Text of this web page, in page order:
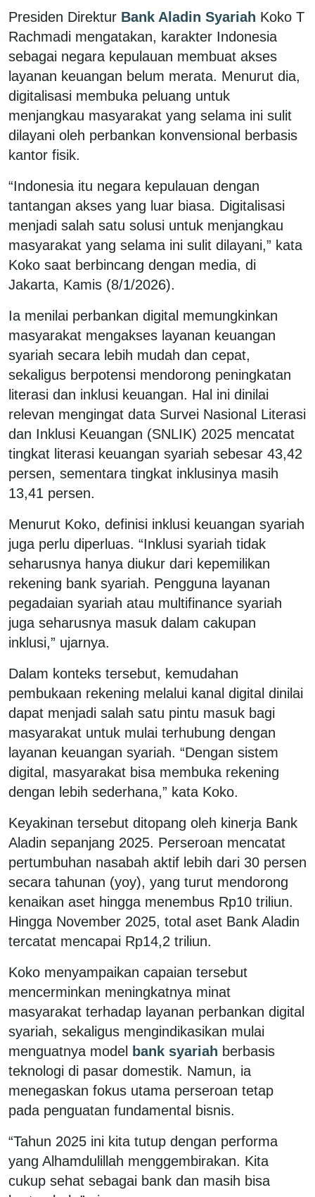
Presiden Direktur Bank Aladin Syariah Koko T
Rachmadi mengatakan, karakter Indonesia
sebagai negara kepulauan membuat akses
layanan keuangan belum merata. Menurut dia,
digitalisasi membuka peluang untuk
menjangkau masyarakat yang selama ini sulit
dilayani oleh perbankan konvensional berbasis
kantor fisik.
“Indonesia itu negara kepulauan dengan
tantangan akses yang luar biasa. Digitalisasi
menjadi salah satu solusi untuk menjangkau
masyarakat yang selama ini sulit dilayani,” kata
Koko saat berbincang dengan media, di
Jakarta, Kamis (8/1/2026).
Ia menilai perbankan digital memungkinkan
masyarakat mengakses layanan keuangan
syariah secara lebih mudah dan cepat,
sekaligus berpotensi mendorong peningkatan
literasi dan inklusi keuangan. Hal ini dinilai
relevan mengingat data Survei Nasional Literasi
dan Inklusi Keuangan (SNLIK) 2025 mencatat
tingkat literasi keuangan syariah sebesar 43,42
persen, sementara tingkat inklusinya masih
13,41 persen.
Menurut Koko, definisi inklusi keuangan syariah
juga perlu diperluas. “Inklusi syariah tidak
seharusnya hanya diukur dari kepemilikan
rekening bank syariah. Pengguna layanan
pegadaian syariah atau multifinance syariah
juga seharusnya masuk dalam cakupan
inklusi,” ujarnya.
Dalam konteks tersebut, kemudahan
pembukaan rekening melalui kanal digital dinilai
dapat menjadi salah satu pintu masuk bagi
masyarakat untuk mulai terhubung dengan
layanan keuangan syariah. “Dengan sistem
digital, masyarakat bisa membuka rekening
dengan lebih sederhana,” kata Koko.
Keyakinan tersebut ditopang oleh kinerja Bank
Aladin sepanjang 2025. Perseroan mencatat
pertumbuhan nasabah aktif lebih dari 30 persen
secara tahunan (yoy), yang turut mendorong
kenaikan aset hingga menembus Rp10 triliun.
Hingga November 2025, total aset Bank Aladin
tercatat mencapai Rp14,2 triliun.
Koko menyampaikan capaian tersebut
mencerminkan meningkatnya minat
masyarakat terhadap layanan perbankan digital
syariah, sekaligus mengindikasikan mulai
menguatnya model
bank syariah berbasis
teknologi di pasar domestik. Namun, ia
menegaskan fokus utama perseroan tetap
pada penguatan fundamental bisnis.
“Tahun 2025 ini kita tutup dengan performa
yang Alhamdulillah menggembirakan. Kita
cukup sehat sebagai bank dan masih bisa